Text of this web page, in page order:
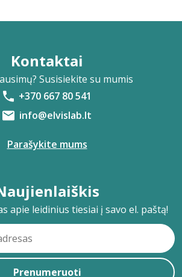
Kontaktai
Susisiekite su mumis
+370 667 80 541
info@elvislab.lt
Parašykite mums
apie leidinius tiesiai į savo el. paštą!
Prenumeruoti